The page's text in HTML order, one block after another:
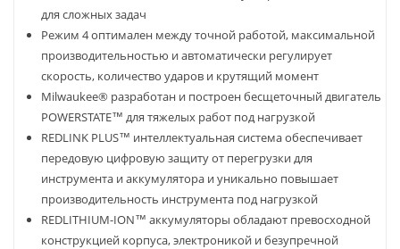
для сложных задач
Режим 4 оптимален между точной работой, максимальной
производительностью и автоматически регулирует
скорость, количество ударов и крутящий момент
Milwaukee® разработан и построен бесщеточный двигатель
POWERSTATE™ для тяжелых работ под нагрузкой
REDLINK PLUS™ интеллектуальная система обеспечивает
передовую цифровую защиту от перегрузки для
инструмента и аккумулятора и уникально повышает
производительность инструмента под нагрузкой
REDLITHIUM-ION™ аккумуляторы обладают превосходной
конструкцией корпуса, электроникой и безупречной